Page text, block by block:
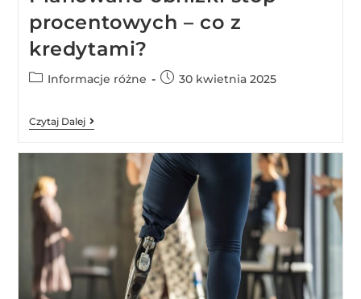
procentowych – co z
kredytami?
Informacje różne 30 kwietnia 2025
Czytaj Dalej